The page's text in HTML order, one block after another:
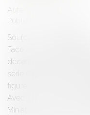
Auteur : BACHELET
Publié le :
Source :
Face aux
décembre 2018, le
série d’annonces le
figure la « prime
Avec des contours
Ministre est venu